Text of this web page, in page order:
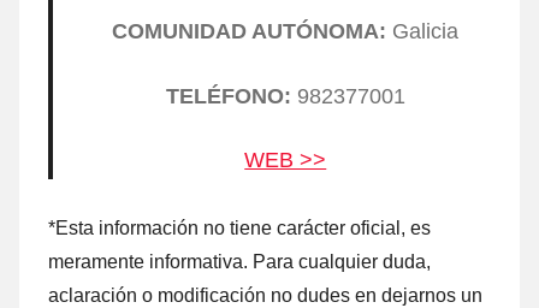
COMUNIDAD AUTÓNOMA: Galicia
TELÉFONO: 982377001
WEB >>
*Esta información no tiene carácter oficial, es
meramente informativa. Para cualquier duda,
aclaración ο modificación no dudes en dejarnos un